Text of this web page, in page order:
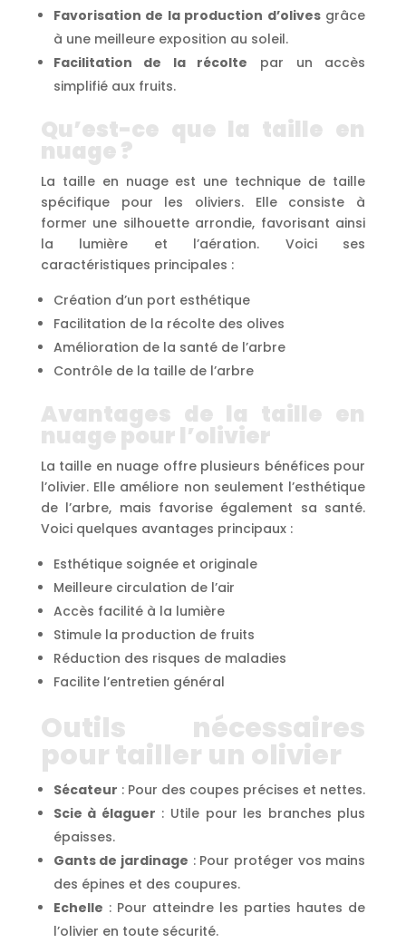
Favorisation de la production d’olivesgrâce
à une meilleure exposition au soleil.
Facilitation de la récolte par un accès
simplifié aux fruits.
Qu’est-ce que la taille en
nuage ?
La taille en nuage est une technique de taille
spécifique pour les oliviers. Elle consiste à
former une silhouette arrondie, favorisant ainsi
la lumière et l’aération. Voici ses
caractéristiques principales :
Création d’un port esthétique
Facilitation de la récolte des olives
Amélioration de la santé de l’arbre
Contrôle de la taille de l’arbre
Avantages de la taille en
nuage pour l’olivier
La taille en nuage offre plusieurs bénéfices pour
l’olivier. Elle améliore non seulement l’esthétique
de l’arbre, mais favorise également sa santé.
Voici quelques avantages principaux :
Esthétique soignée et originale
Meilleure circulation de l’air
Accès facilité à la lumière
Stimule la production de fruits
Réduction des risques de maladies
Facilite l’entretien général
Outils nécessaires
pour tailler un olivier
Sécateur : Pour des coupes précises et nettes.
Scie à élaguer : Utile pour les branches plus
épaisses.
Gants de jardinage : Pour protéger vos mains
des épines et des coupures.
Echelle : Pour atteindre les parties hautes de
l’olivier en toute sécurité.